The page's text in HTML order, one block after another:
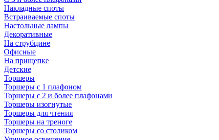
Накладные споты
Встраиваемые споты
Настольные лампы
Декоративные
На струбцине
Офисные
На прищепке
Детские
Торшеры
Торшеры с 1 плафоном
Торшеры с 2 и более плафонами
Торшеры изогнутые
Торшеры для чтения
Торшеры на треноге
Торшеры со столиком